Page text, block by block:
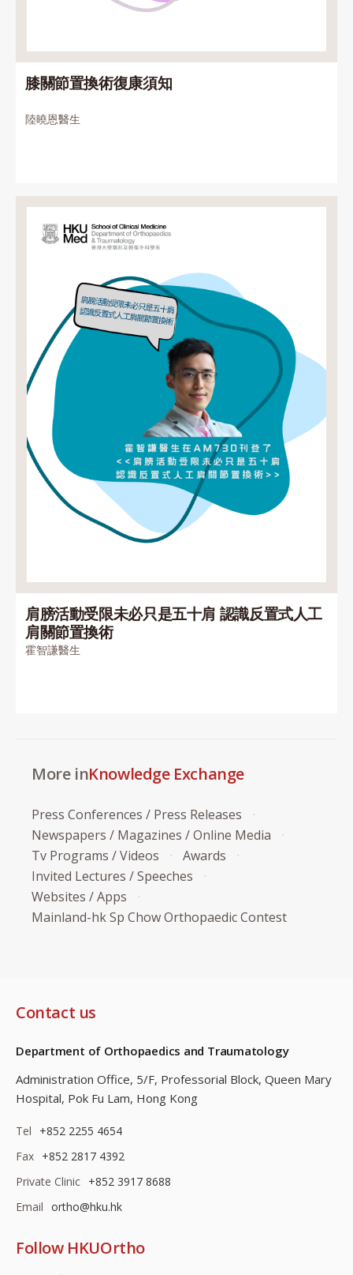
膝關節置換術復康須知
陸曉恩醫生
肩膀活動受限未必只是五十肩 認識反置式人工
肩關節置換術
霍智謙醫生
More inKnowledge Exchange
Press Conferences / Press Releases
Newspapers / Magazines / Online Media
Tv Programs / Videos
Awards
Invited Lectures / Speeches
Websites / Apps
Mainland-hk Sp Chow Orthopaedic Contest
Contact us
Department of Orthopaedics and Traumatology
Administration Office, 5/F, Professorial Block, Queen Mary
Hospital, Pok Fu Lam, Hong Kong
Tel
+852 2255 4654
Fax +852 2817 4392
Private Clinic +852 3917 8688
Email ortho@hku.hk
Follow HKUOrtho